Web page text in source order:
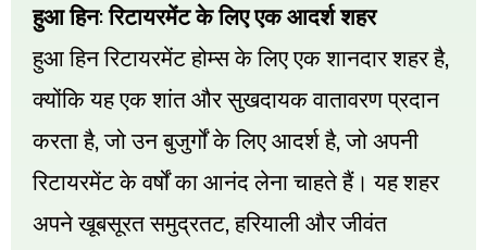
हुआ हिन:रिटायरमेंट के लिए एक आदर्श शहर
हुआ हिन रिटायरमेंट होम्स के लिए एक शानदार शहर है,
क्योंकि यह एक शांत और सुखदायक वातावरण प्रदान
करता है,जो उन बुजुर्गों के लिए आदर्श है,जो अपनी
रिटायरमेंट के वर्षों का आनंद लेना चाहते हैं। यह शहर
अपने खूबसूरत समुद्रतट,हरियाली और जीवंत